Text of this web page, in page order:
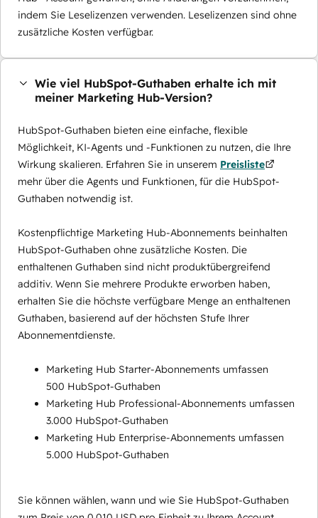
indem Sie Leselizenzen verwenden. Leselizenzen sind ohne
zusätzliche Kosten verfügbar.
Wie viel HubSpot-Guthaben erhalte ich mit
meiner Marketing Hub-Version?
HubSpot-Guthaben bieten eine einfache, flexible
Möglichkeit, KI-Agents und -Funktionen zu nutzen, die Ihre
Wirkung skalieren. Erfahren Sie in unserem Preisliste
mehr über die Agents und Funktionen, für die HubSpot-
Guthaben notwendig ist.
Kostenpflichtige Marketing Hub-Abonnements beinhalten
HubSpot-Guthaben ohne zusätzliche Kosten. Die
enthaltenen Guthaben sind nicht produktübergreifend
additiv. Wenn Sie mehrere Produkte erworben haben,
erhalten Sie die höchste verfügbare Menge an enthaltenen
Guthaben, basierend auf der höchsten Stufe Ihrer
Abonnementdienste.
Marketing Hub Starter-Abonnements umfassen
500 HubSpot-Guthaben
Marketing Hub Professional-Abonnements umfassen
3.000 HubSpot-Guthaben
Marketing Hub Enterprise-Abonnements umfassen
5.000 HubSpot-Guthaben
Sie können wählen, wann und wie Sie HubSpot-Guthaben